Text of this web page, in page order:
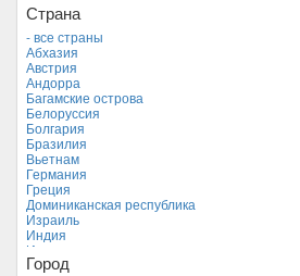
Страна
- все страны
Абхазия
Австрия
Андорра
Багамские острова
Белоруссия
Болгария
Бразилия
Вьетнам
Германия
Греция
Доминиканская республика
Израиль
Индия
Индонезия
Иордания
Город